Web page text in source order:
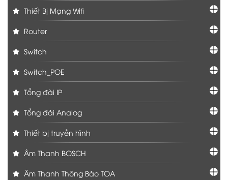
Thiết Bị Mạng Wifi
Router
Switch
Switch_POE
Tổng đài IP
Tổng đài Analog
Thiết bị truyền hình
Âm Thanh BOSCH
Âm Thanh Thông Báo TOA